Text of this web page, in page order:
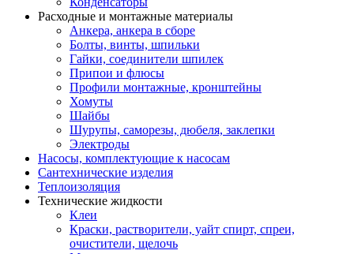
Расходные и монтажные материалы
Анкера, анкера в сборе
Болты, винты, шпильки
Гайки, соединители шпилек
Припои и флюсы
Профили монтажные, кронштейны
Хомуты
Шайбы
Шурупы, саморезы, дюбеля, заклепки
Электроды
Насосы, комплектующие к насосам
Сантехнические изделия
Теплоизоляция
Технические жидкости
Клеи
Краски, растворители, уайт спирт, спреи,
очистители, щелочь